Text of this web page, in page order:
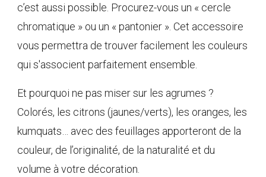
c’est aussi possible. Procurez-vous un « cercle
chromatique » ou un « pantonier ». Cet accessoire
vous permettra de trouver facilement les couleurs
qui s'associent parfaitement ensemble.
Et pourquoi ne pas miser sur les agrumes ?
Colorés, les citrons (jaunes/verts), les oranges, les
kumquats… avec des feuillages apporteront de la
couleur, de l’originalité, de la naturalité et du
volume à votre décoration.